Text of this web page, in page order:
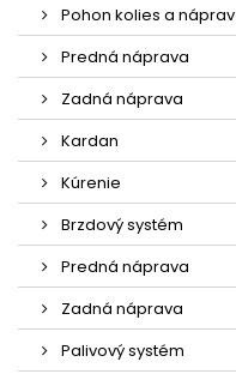
Pohon kolies a náprav
Predná náprava
Zadná náprava
Kardan
Kúrenie
Brzdový systém
Predná náprava
Zadná náprava
Palivový systém